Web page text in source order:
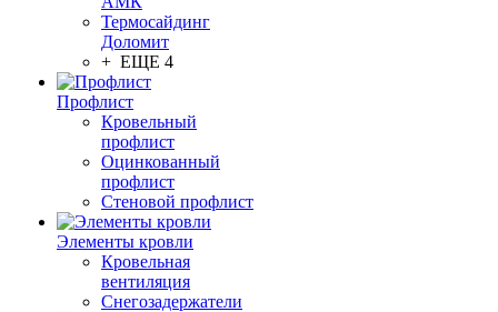
Термосайдинг
Доломит
+ ЕЩЕ 4
Профлист
Кровельный
профлист
Оцинкованный
профлист
Стеновой профлист
Элементы кровли
Кровельная
вентиляция
Снегозадержатели